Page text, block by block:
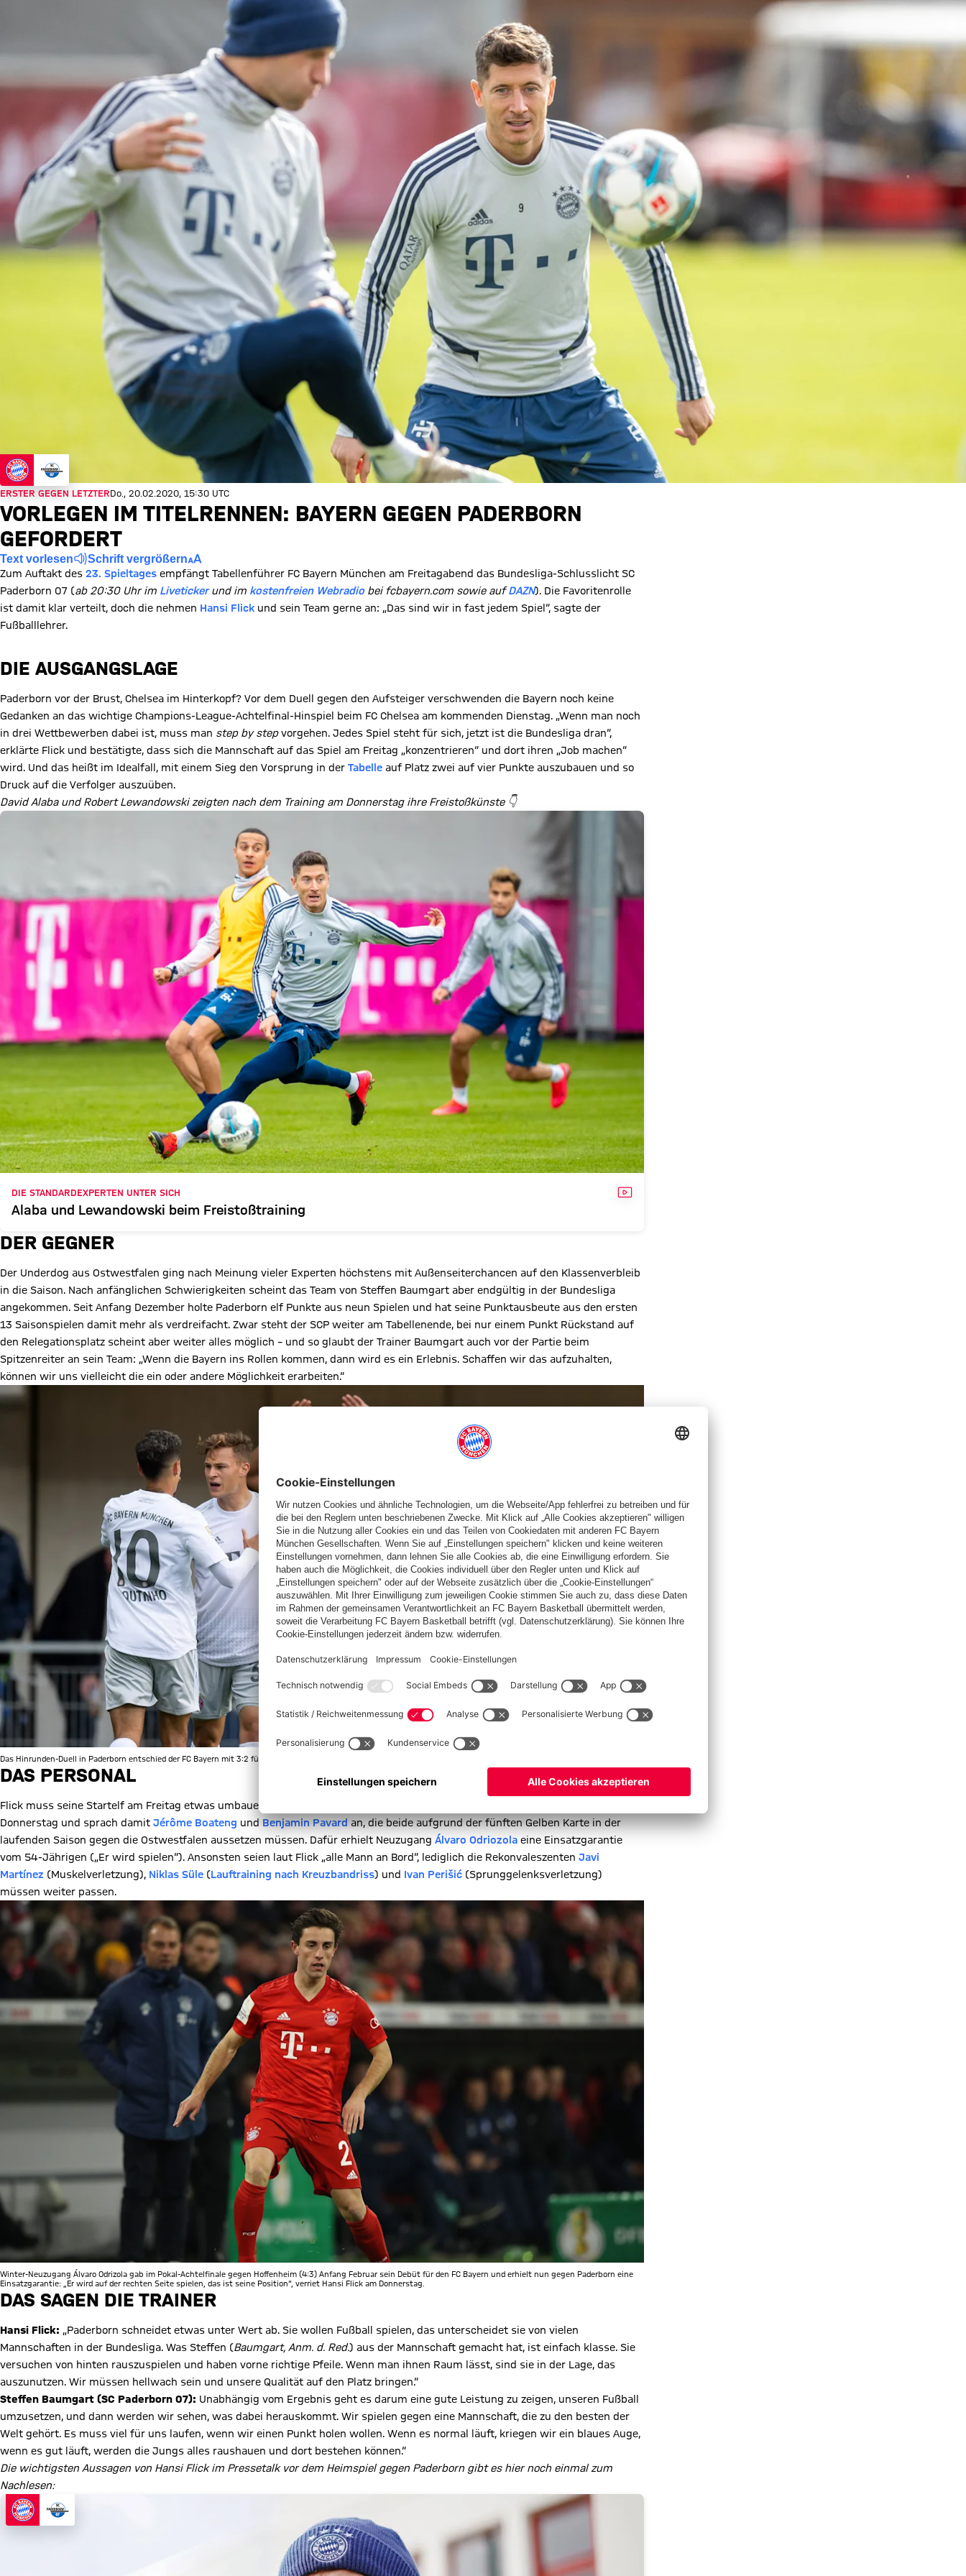
ERSTER GEGEN LETZTERDo., 20.02.2020, 15:30 UTC
VORLEGEN IM TITELRENNEN: BAYERN GEGEN PADERBORN
GEFORDERT
Text vorlesen Schrift vergrößern
Zum Auftakt des 23. Spieltages empfängt Tabellenführer FC Bayern München am Freitagabend das Bundesliga-Schlusslicht SC
Paderborn 07 (ab 20:30 Uhr im Livetickerund im kostenfreien Webradiobei fcbayern.com sowie aufDAZN). Die Favoritenrolle
ist damit klar verteilt, doch die nehmen Hansi Flick und sein Team gerne an: „Das sind wir in fast jedem Spiel“, sagte der
Fußballlehrer.
DIE AUSGANGSLAGE
Paderborn vor der Brust, Chelsea im Hinterkopf? Vor dem Duell gegen den Aufsteiger verschwenden die Bayern noch keine
Gedanken an das wichtige Champions-League-Achtelfinal-Hinspiel beim FC Chelsea am kommenden Dienstag. „Wenn man noch
in drei Wettbewerben dabei ist, muss man step by stepvorgehen. Jedes Spiel steht für sich, jetzt ist die Bundesliga dran“,
erklärte Flick und bestätigte, dass sich die Mannschaft auf das Spiel am Freitag „konzentrieren“ und dort ihren „Job machen“
wird. Und das heißt im Idealfall, mit einem Sieg den Vorsprung in der Tabelle auf Platz zwei auf vier Punkte auszubauen und so
Druck auf die Verfolger auszuüben.
David Alaba und Robert Lewandowski zeigten nach dem Training am Donnerstag ihre Freistoßkünste 👇
DIE STANDARDEXPERTEN UNTER SICH VIDEO
Alaba und Lewandowski beim Freistoßtraining
DER GEGNER
Der Underdog aus Ostwestfalen ging nach Meinung vieler Experten höchstens mit Außenseiterchancen auf den Klassenverbleib
in die Saison. Nach anfänglichen Schwierigkeiten scheint das Team von Steffen Baumgart aber endgültig in der Bundesliga
angekommen. Seit Anfang Dezember holte Paderborn elf Punkte aus neun Spielen und hat seine Punktausbeute aus den ersten
13 Saisonspielen damit mehr als verdreifacht. Zwar steht der SCP weiter am Tabellenende, bei nur einem Punkt Rückstand auf
den Relegationsplatz scheint aber weiter alles möglich – und so glaubt der Trainer Baumgart auch vor der Partie beim
Spitzenreiter an sein Team: „Wenn die Bayern ins Rollen kommen, dann wird es ein Erlebnis. Schaffen wir das aufzuhalten,
können wir uns vielleicht die ein oder andere Möglichkeit erarbeiten.“
Das Hinrunden-Duell in Paderborn entschied der FC Bayern mit 3:2 für sich. Für den Rekordmeister trafen Serge Gnabry, Philippe Coutinho und Robert Lewandowski.
DAS PERSONAL
Flick muss seine Startelf am Freitag etwas umbauen: „Wir müssen zwei Wechsel vornehmen“, erklärte der Coach am
Donnerstag und sprach damit Jérôme Boateng und Benjamin Pavardan, die beide aufgrund der fünften Gelben Karte in der
laufenden Saison gegen die Ostwestfalen aussetzen müssen. Dafür erhielt Neuzugang Álvaro Odriozola eine Einsatzgarantie
vom 54-Jährigen („Er wird spielen“). Ansonsten seien laut Flick „alle Mann an Bord“, lediglich die Rekonvaleszenten Javi
Martínez (Muskelverletzung), Niklas Süle (Lauftraining nach Kreuzbandriss) und Ivan Perišić (Sprunggelenksverletzung)
müssen weiter passen.
Winter-Neuzugang Álvaro Odrizola gab im Pokal-Achtelfinale gegen Hoffenheim (4:3) Anfang Februar sein Debüt für den FC Bayern und erhielt nun gegen Paderborn eine
Einsatzgarantie: „Er wird auf der rechten Seite spielen, das ist seine Position“, verriet Hansi Flick am Donnerstag.
DAS SAGEN DIE TRAINER
Hansi Flick: „Paderborn schneidet etwas unter Wert ab. Sie wollen Fußball spielen, das unterscheidet sie von vielen
Mannschaften in der Bundesliga. Was Steffen (Baumgart, Anm. d. Red.) aus der Mannschaft gemacht hat, ist einfach klasse. Sie
versuchen von hinten rauszuspielen und haben vorne richtige Pfeile. Wenn man ihnen Raum lässt, sind sie in der Lage, das
auszunutzen. Wir müssen hellwach sein und unsere Qualität auf den Platz bringen.“
Steffen Baumgart (SC Paderborn 07): Unabhängig vom Ergebnis geht es darum eine gute Leistung zu zeigen, unseren Fußball
umzusetzen, und dann werden wir sehen, was dabei herauskommt. Wir spielen gegen eine Mannschaft, die zu den besten der
Welt gehört. Es muss viel für uns laufen, wenn wir einen Punkt holen wollen. Wenn es normal läuft, kriegen wir ein blaues Auge,
wenn es gut läuft, werden die Jungs alles raushauen und dort bestehen können.“
Die wichtigsten Aussagen von Hansi Flick im Pressetalk vor dem Heimspiel gegen Paderborn gibt es hier noch einmal zum
Nachlesen: